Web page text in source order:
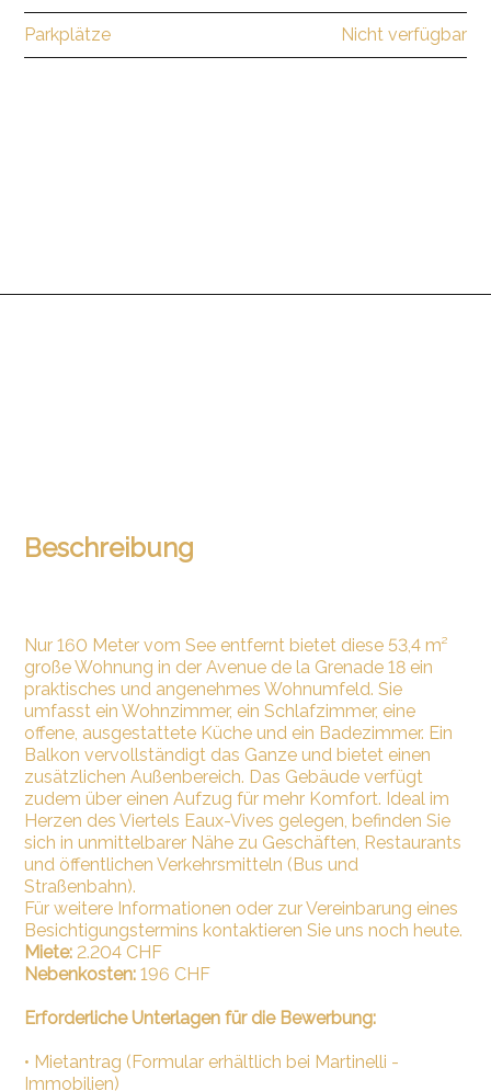
Beschreibung
Nur 160 Meter vom See entfernt bietet diese 53,4 m²
große Wohnung in der Avenue de la Grenade 18 ein
praktisches und angenehmes Wohnumfeld. Sie
umfasst ein Wohnzimmer, ein Schlafzimmer, eine
offene, ausgestattete Küche und ein Badezimmer. Ein
Balkon vervollständigt das Ganze und bietet einen
zusätzlichen Außenbereich. Das Gebäude verfügt
zudem über einen Aufzug für mehr Komfort. Ideal im
Herzen des Viertels Eaux-Vives gelegen, befinden Sie
sich in unmittelbarer Nähe zu Geschäften, Restaurants
und öffentlichen Verkehrsmitteln (Bus und
Straßenbahn).
Für weitere Informationen oder zur Vereinbarung eines
Besichtigungstermins kontaktieren Sie uns noch heute.
Miete: 2.204 CHF
Nebenkosten: 196 CHF
Erforderliche Unterlagen für die Bewerbung:
• Mietantrag (Formular erhältlich bei Martinelli -
Immobilien)
Parkplätze Nicht verfügbar